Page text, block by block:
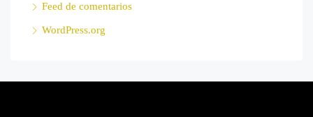
Feed de comentarios
WordPress.org